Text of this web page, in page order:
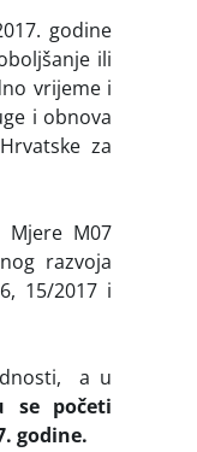
godine
ili
vrijeme i
i obnova
za
Mjere M07
razvoja
15/2017 i
a u
se početi
godine.